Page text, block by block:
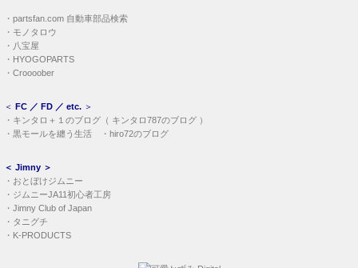
・ partsfan.com 自動車部品検索
・ モノタロウ
・ 八宝屋
・ HYOGOPARTS
・ Croooober
＜ FC ／ FD ／ etc. ＞
・ キンタロ＋１のブログ （ キンタロ787のブログ ）
・ 黒モールを纏う生活 ・ hiro72のブログ
＜ Jimny ＞
・ おとぼけジムニー
・ ジムニーJA11初心者工房
・ Jimny Club of Japan
・ タニグチ
・ K-PRODUCTS